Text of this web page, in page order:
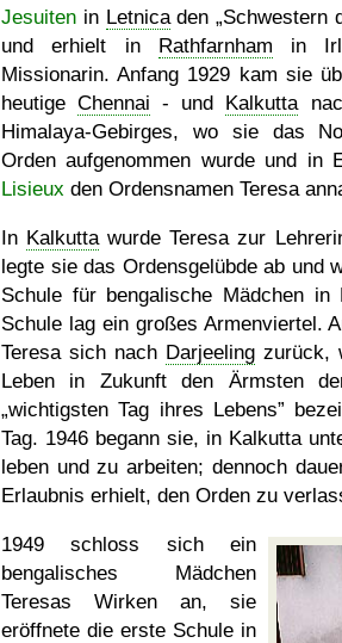
Jesuiten in Letnicaden Schwestern
und erhielt in Rathfarnham in
Missionarin. Anfang 1929 kam sie
heutigeChennai - und Kalkutta
Himalaya-Gebirges, wo sie das
Orden aufgenommen wurde und in
Lisieux den Ordensnamen Teresa
In Kalkuttawurde Teresa zur
legte sie das Ordensgelübde ab und
Schule für bengalische Mädchen
Schule lag ein großes Armenviertel.
Teresa sich nach Darjeeling zurück,
Leben in Zukunft den Ärmsten
wichtigsten Tag ihres Lebens
Tag. 1946 begann sie, in Kalkutta
leben und zu arbeiten; dennoch
Erlaubnis erhielt, den Orden zu
1949 schloss sich ein
bengalisches Mädchen
Teresas Wirken an, sie
eröffnete die erste Schule in